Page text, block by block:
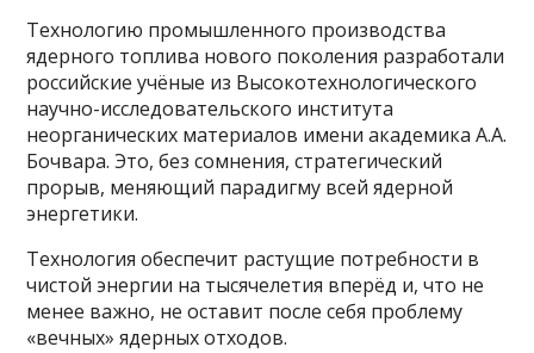
Технологию промышленного производства
ядерного топлива нового поколения разработали
российские учёные из Высокотехнологического
научно-исследовательского института
неорганических материалов имени академика А.А.
Бочвара. Это, без сомнения, стратегический
прорыв, меняющий парадигму всей ядерной
энергетики.
Технология обеспечит растущие потребности в
чистой энергии на тысячелетия вперёд и, что не
менее важно, не оставит после себя проблему
«вечных» ядерных отходов.